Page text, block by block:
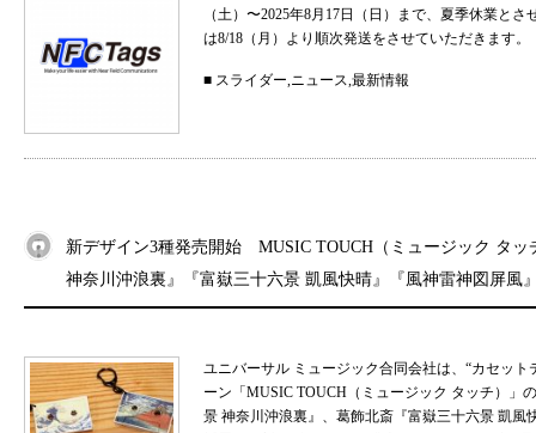
（土）〜2025年8月17日（日）まで、夏季休業と
は8/18（月）より順次発送をさせていただきま
■ スライダー,ニュース,最新情報
新デザイン3種発売開始 MUSIC TOUCH（ミュージック タッ
神奈川沖浪裏』『富嶽三十六景 凱風快晴』『風神雷神図屏風
ユニバーサル ミュージック合同会社は、“カセッ
ーン「MUSIC TOUCH（ミュージック タッチ）」
景 神奈川沖浪裏』、葛飾北斎『富嶽三十六景 凱